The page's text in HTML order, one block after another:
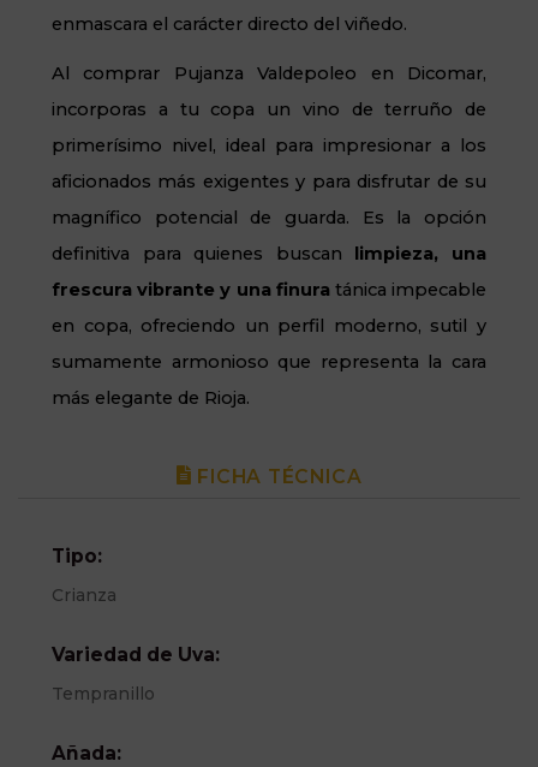
enmascara el carácter directo del viñedo.
Al comprar Pujanza Valdepoleo en Dicomar,
incorporas a tu copa un vino de terruño de
primerísimo nivel, ideal para impresionar a los
aficionados más exigentes y para disfrutar de su
magnífico potencial de guarda.
Es la opción
definitiva para quienes buscan limpieza, una
frescura vibrante y una finuratánica impecable
en copa, ofreciendo un perfil moderno, sutil y
sumamente armonioso que representa la cara
más elegante de Rioja.
FICHA TÉCNICA
Tipo:
Crianza
Variedad de Uva:
Tempranillo
Añada: